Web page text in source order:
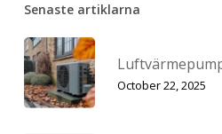
Senaste artiklarna
October 22, 2025